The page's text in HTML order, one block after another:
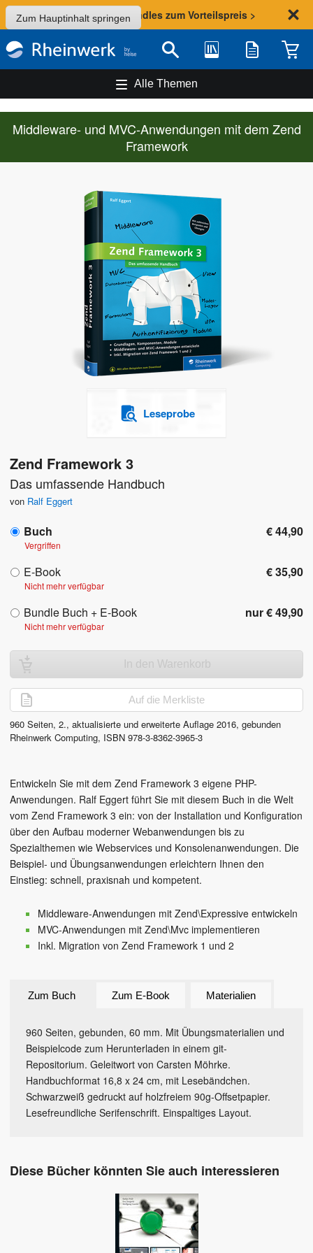
Zum Hauptinhalt springen
Sommer-Aktion: Bundles zum Vorteilspreis >
Suche Bibliothek Merkliste
Alle Themen
Middleware- und MVC-Anwendungen mit dem Zend
Framework
Leseprobe
Zend Framework 3
Das umfassende Handbuch
von Ralf Eggert
Buch € 44,90
Vergriffen
E-Book € 35,90
Nicht mehr verfügbar
Bundle Buch + E-Book nur € 49,90
Nicht mehr verfügbar
In den Warenkorb
Auf die Merkliste
960 Seiten, 2., aktualisierte und erweiterte Auflage 2016, gebunden
Rheinwerk Computing, ISBN 978-3-8362-3965-3
Entwickeln Sie mit dem Zend Framework 3 eigene PHP-
Anwendungen. Ralf Eggert führt Sie mit diesem Buch in die Welt
vom Zend Framework 3 ein: von der Installation und Konfiguration
über den Aufbau moderner Webanwendungen bis zu
Spezialthemen wie Webservices und Konsolenanwendungen. Die
Beispiel- und Übungsanwendungen erleichtern Ihnen den
Einstieg: schnell, praxisnah und kompetent.
Middleware-Anwendungen mit Zend\Expressive entwickeln
MVC-Anwendungen mit Zend\Mvc implementieren
Inkl. Migration von Zend Framework 1 und 2
Zum Buch Zum E-Book Materialien
960 Seiten, gebunden, 60 mm. Mit Übungsmaterialien und
Beispielcode zum Herunterladen in einem git-
Repositorium. Geleitwort von Carsten Möhrke.
Handbuchformat 16,8 x 24 cm, mit Lesebändchen.
Schwarzweiß gedruckt auf holzfreiem 90g-Offsetpapier.
Lesefreundliche Serifenschrift. Einspaltiges Layout.
Diese Bücher könnten Sie auch interessieren